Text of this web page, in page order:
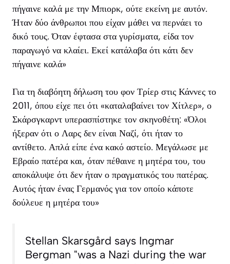
πήγαινε καλά με την Μπιορκ, ούτε εκείνη με αυτόν.
Ήταν δύο άνθρωποι που είχαν μάθει να περνάει το
δικό τους. Όταν έφτασα στα γυρίσματα, είδα τον
παραγωγό να κλαίει. Εκεί κατάλαβα ότι κάτι δεν
πήγαινε καλά»
Για τη διαβόητη δήλωση του φον Τρίερ στις Κάννες το
2011, όπου είχε πει ότι «καταλαβαίνει τον Χίτλερ», ο
Σκάρσγκαρντ υπερασπίστηκε τον σκηνοθέτη: «Όλοι
ήξεραν ότι ο Λαρς δεν είναι Ναζί, ότι ήταν το
αντίθετο. Απλά είπε ένα κακό αστείο. Μεγάλωσε με
Εβραίο πατέρα και, όταν πέθαινε η μητέρα του, του
αποκάλυψε ότι δεν ήταν ο πραγματικός του πατέρας.
Αυτός ήταν ένας Γερμανός για τον οποίο κάποτε
δούλευε η μητέρα του»
Stellan Skarsgård says Ingmar
Bergman "was a Nazi during the war